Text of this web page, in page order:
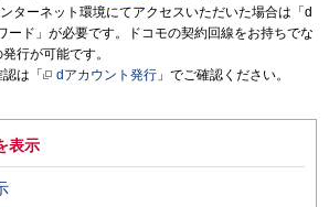
ターネット環境にてアクセスいただいた場合は「d
ード」が必要です。ドコモの契約回線をお持ちでな
行が可能です。
は「
dアカウント発行 」でご確認ください。
表示